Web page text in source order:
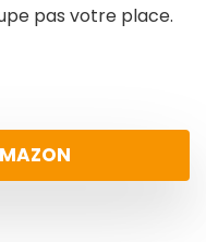
pas votre place.